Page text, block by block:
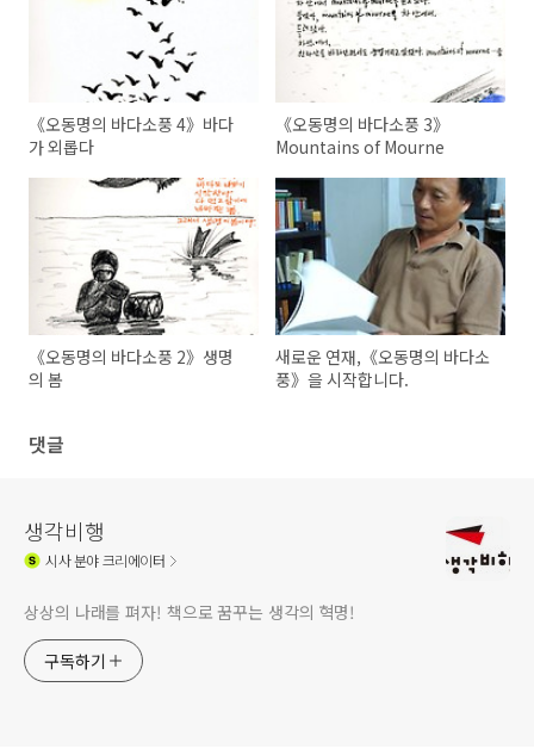
《오동명의 바다소풍 4》바다
가 외롭다
《오동명의 바다소풍 3》
Mountains of Mourne
《오동명의 바다소풍 2》생명
의 봄
새로운 연재,《오동명의 바다소
풍》을 시작합니다.
댓글
생각비행
시사분야 크리에이터
상상의 나래를 펴자! 책으로 꿈꾸는 생각의 혁명!
구독하기